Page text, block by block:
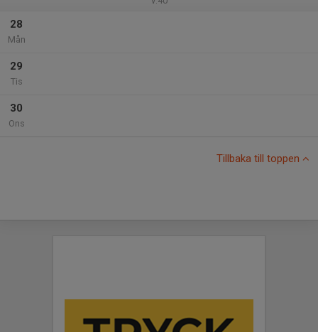
28
Mån
29
Tis
30
Ons
Tillbaka till toppen